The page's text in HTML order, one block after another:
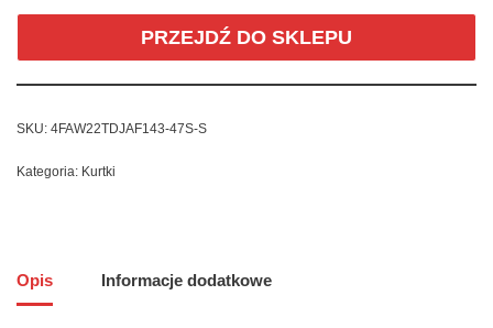
PRZEJDŹ DO SKLEPU
SKU: 4FAW22TDJAF143-47S-S
Kategoria: Kurtki
Opis Informacje dodatkowe